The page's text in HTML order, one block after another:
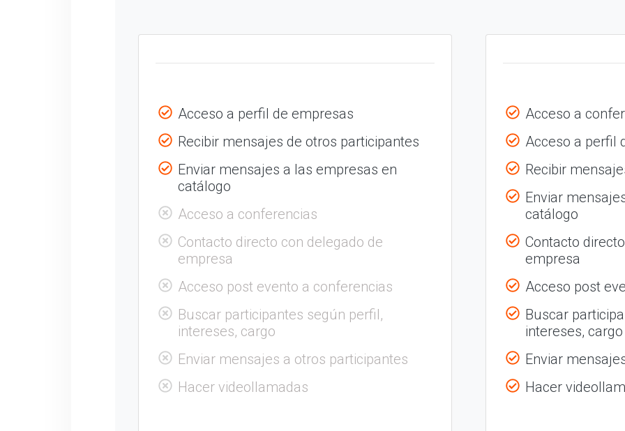
Acceso a perfil de empresas
Recibir mensajes de otros participantes
Enviar mensajes a las empresas en
catálogo
Acceso a conferencias
Contacto directo con delegado de
empresa
Acceso post evento a conferencias
Buscar participantes según perfil,
intereses, cargo
Enviar mensajes a otros participantes
Hacer videollamadas
Acceso a
Acceso a perfil
Recibir
Enviar
catálogo
Contacto
empresa
Acceso post
Buscar
intereses, cargo
Enviar
Hacer